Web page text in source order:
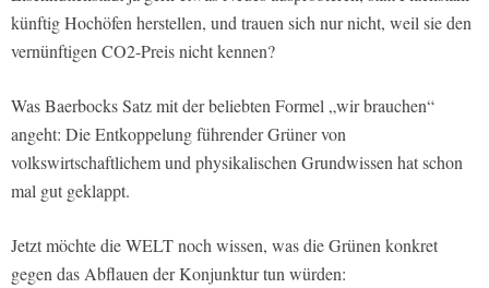
künftig Hochöfen herstellen, und trauen sich nur nicht, weil sie den
vernünftigen CO2-Preis nicht kennen?
Was Baerbocks Satz mit der beliebten Formel „wir brauchen“
angeht: Die Entkoppelung führender Grüner von
volkswirtschaftlichem und physikalischen Grundwissen hat schon
mal gut geklappt.
Jetzt möchte die WELT noch wissen, was die Grünen konkret
gegen das Abflauen der Konjunktur tun würden: